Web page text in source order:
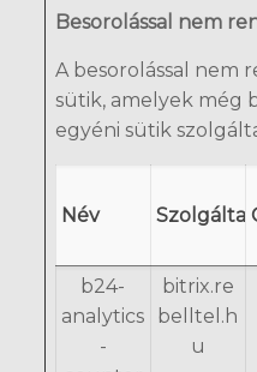
Besorolással nem
A besorolással nem
sütik, amelyek még
egyéni sütik
Név
b24-
analytics
-
bitrix.re
belltel.h
u